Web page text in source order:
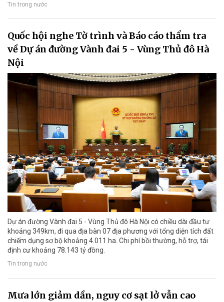
Tin trong nước
Quốc hội nghe Tờ trình và Báo cáo thẩm tra
về Dự án đường Vành đai 5 - Vùng Thủ đô Hà
Nội
Dự án đường Vành đai 5 - Vùng Thủ đô Hà Nội có chiều dài đầu tư
khoảng 349km, đi qua địa bàn 07 địa phương với tổng diện tích đất
chiếm dụng sơ bộ khoảng 4.011 ha. Chi phí bồi thường, hỗ trợ, tái
định cư khoảng 78.143 tỷ đồng.
Tin trong nước
Mưa lớn giảm dần, nguy cơ sạt lở vẫn cao